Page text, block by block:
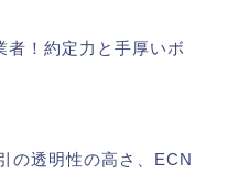
者！約定力と手厚いボ
の透明性の高さ、ECN